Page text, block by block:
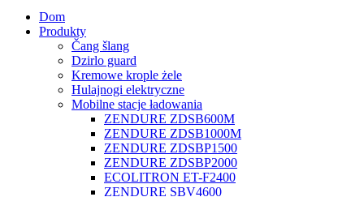
Dom
Produkty
Čang šlang
Dzirlo guard
Kremowe krople żele
Hulajnogi elektryczne
Mobilne stacje ładowania
ZENDURE ZDSB600M
ZENDURE ZDSB1000M
ZENDURE ZDSBP1500
ZENDURE ZDSBP2000
ECOLITRON ET-F2400
ZENDURE SBV4600